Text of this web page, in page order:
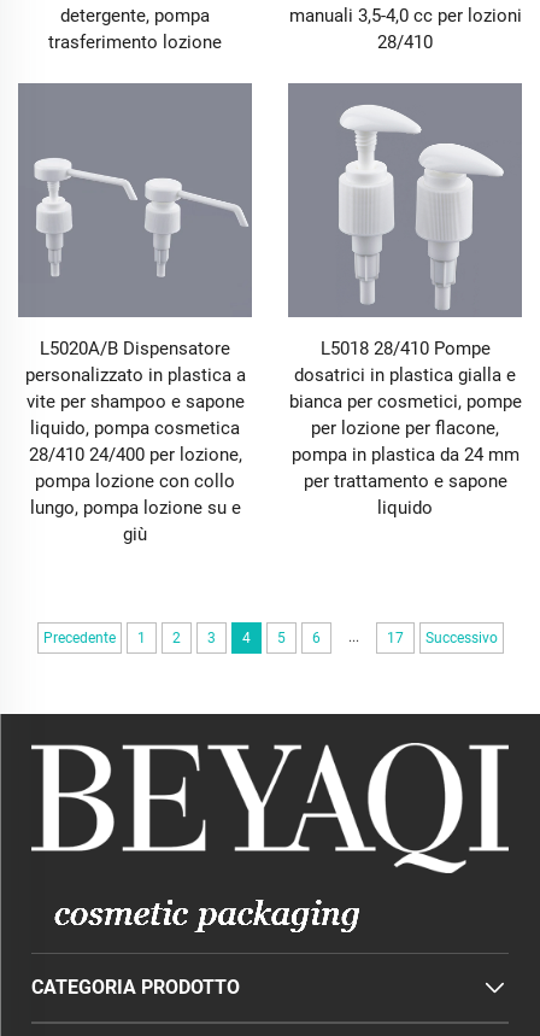
ogni volta nei prodotti per la cura della pelle, o della
pompa a pressione che evita gli sprechi nei
riduce non solo lo spreco del contenuto, ma previene
anche che l'efficacia d'uso venga compromessa da un
dosaggio errato. La serie Sprayer adotta un design ad
alta pressione con testina atomizzata abbinato a una
struttura valvolare antigoccia. Durante la
nebulizzazione, il diametro delle gocce di nebbia è
uniformemente controllato tra 50-100 μm, garantendo
una copertura ampia senza colature. È adatta a
distribuzione uniforme di detergenti per vetri), la cura
del giardino (ad esempio la nebulizzazione precisa di
fertilizzanti fogliari) e il fissaggio cosmetico (ad
esempio l'atomizzazione fine di spray fissanti). Questo
rende il processo di nebulizzazione più efficiente e
privo di preoccupazioni, sfruttando appieno i vantaggi
funzionali di Pump & Sprayer.
La durabilità dei prodotti Pump & Sprayer & Lid
influisce direttamente sull'esperienza d'uso a lungo
realizzati con materiali alimentari PP, PETG o ABS, e
alcune serie di alta gamma sono addirittura dotate di
molle in acciaio inossidabile e nuclei valvole in
ceramica. Questi materiali non solo rispettano gli
standard internazionali di sicurezza come FDA e EU
resistenza alla corrosione, all'invecchiamento e agli
base di olio, i materiali non tendono a deformarsi,
creparsi o gonfiarsi. Nell'uso quotidiano, anche se la
detergente, pompa
trasferimento lozione
manuali 3,5-4,0 cc per lozioni
28/410
L5020A/B Dispensatore
personalizzato in plastica a
vite per shampoo e sapone
liquido, pompa cosmetica
28/410 24/400 per lozione,
pompa lozione con collo
lungo, pompa lozione su e
giù
L5018 28/410 Pompe
dosatrici in plastica gialla e
bianca per cosmetici, pompe
per lozione per flacone,
pompa in plastica da 24 mm
per trattamento e sapone
liquido
Precedente 1 2 3 4 5 6 ... 17 Successivo
CATEGORIA PRODOTTO